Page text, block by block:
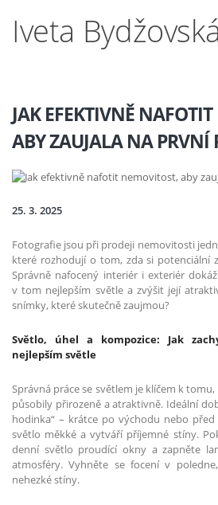
Iveta Bydžovská
JAK EFEKTIVNĚ
ABY ZAUJALA NA PRVNÍ
25. 3. 2025
Fotografie jsou při prodeji nemovitosti
které rozhodují o tom, zda si potenciální
Správně nafocený interiér i exteriér
v tom nejlepším světle a zvýšit její
snímky, které skutečně zaujmou?
Světlo, úhel a kompozice: Jak
nejlepším světle
Správná práce se světlem je klíčem k
působily přirozeně a atraktivně. Ideální
hodinka“ – krátce po východu nebo před
světlo měkké a vytváří příjemné stíny.
denní světlo proudící okny a zapněte
atmosféry. Vyhněte se focení v
nehezké stíny.